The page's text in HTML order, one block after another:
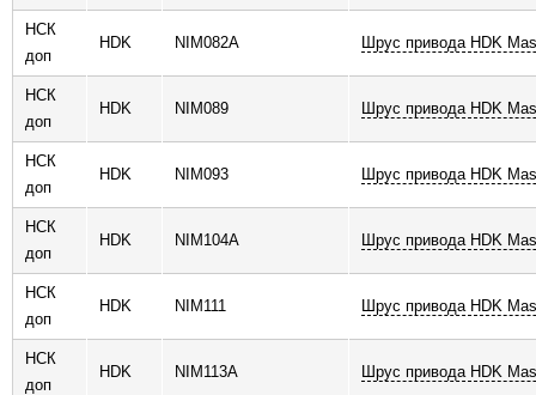
НСК
доп
HDK NIM082A Шрус привода HDK
НСК
доп
HDK NIM089 Шрус привода HDK
НСК
доп
HDK NIM093 Шрус привода HDK
НСК
доп
HDK NIM104A Шрус привода HDK
НСК
доп
HDK NIM111 Шрус привода HDK
НСК
доп
HDK NIM113A Шрус привода HDK